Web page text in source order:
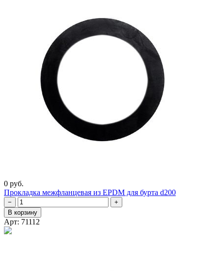
0 руб.
Прокладка межфланцевая из EPDM для бурта d200
−
+
В корзину
Арт: 71112